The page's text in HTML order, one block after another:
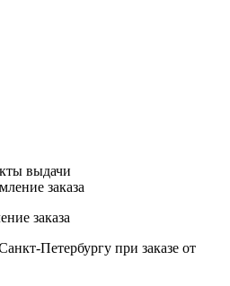
выдачи
заказа